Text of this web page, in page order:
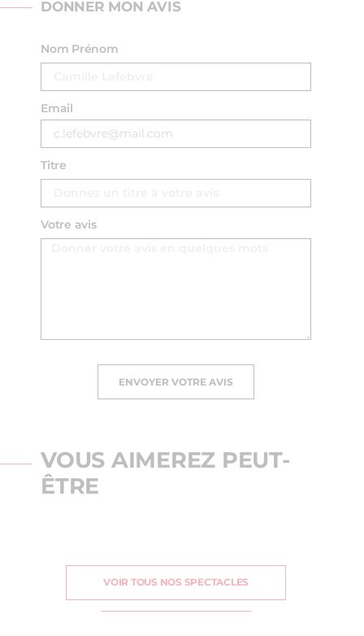
DONNER MON AVIS
Nom Prénom
Email
Titre
Votre avis
ENVOYER VOTRE AVIS
VOUS AIMEREZ PEUT-
ÊTRE
VOIR TOUS NOS SPECTACLES